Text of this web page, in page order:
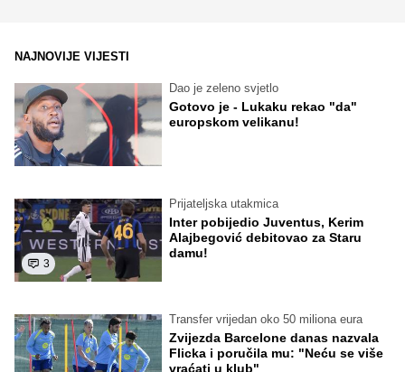
NAJNOVIJE VIJESTI
Dao je zeleno svjetlo
Gotovo je - Lukaku rekao "da"
europskom velikanu!
3
Prijateljska utakmica
Inter pobijedio Juventus, Kerim
Alajbegović debitovao za Staru
damu!
Transfer vrijedan oko 50 miliona eura
Zvijezda Barcelone danas nazvala
Flicka i poručila mu: "Neću se više
vraćati u klub"